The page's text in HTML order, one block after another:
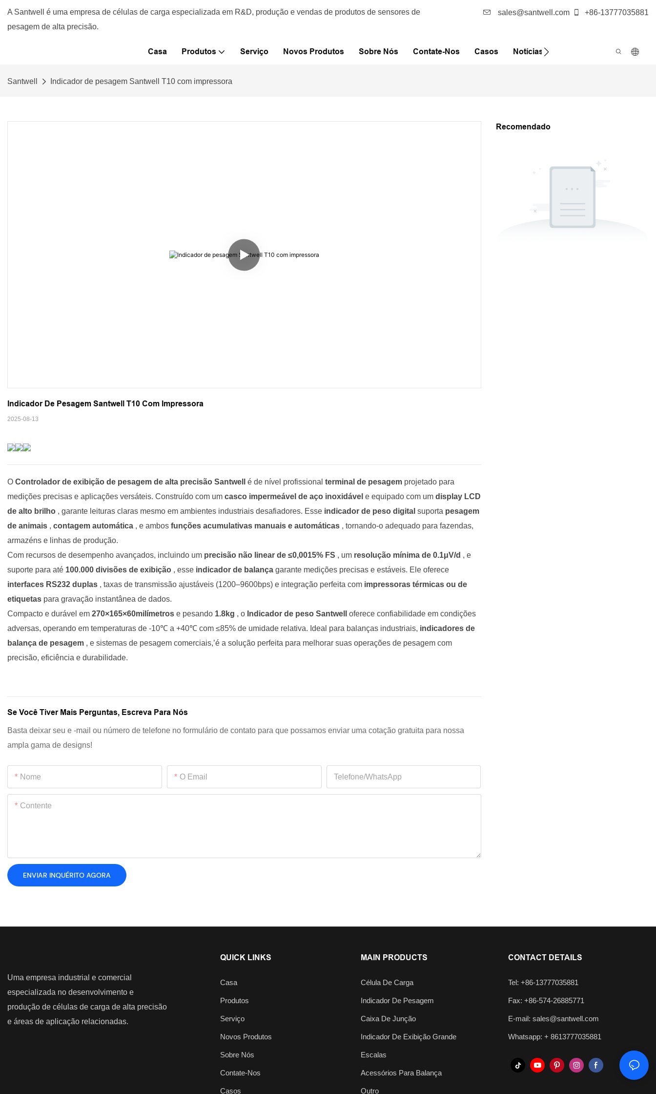
A Santwell é uma empresa de células de carga especializada em R&D, produção e vendas de produtos de sensores de
pesagem de alta precisão.
sales@santwell.com +86-13777035881
Casa Produtos Serviço Novos Produtos Sobre Nós Contate-Nos Casos Notícias
Santwell Indicador de pesagem Santwell T10 com impressora
Indicador De Pesagem Santwell T10 Com Impressora
2025-08-13
O Controlador de exibição de pesagem de alta precisão Santwell é de nível profissional terminal de pesagem projetado para
medições precisas e aplicações versáteis. Construído com um casco impermeável de aço inoxidável e equipado com um display LCD
de alto brilho , garante leituras claras mesmo em ambientes industriais desafiadores. Esse indicador de peso digital suporta pesagem
de animais , contagem automática , e ambos funções acumulativas manuais e automáticas , tornando-o adequado para fazendas,
armazéns e linhas de produção.
Com recursos de desempenho avançados, incluindo um precisão não linear de ≤0,0015% FS , um resolução mínima de 0.1μV/d , e
suporte para até 100.000 divisões de exibição , esse indicador de balança garante medições precisas e estáveis. Ele oferece
interfaces RS232 duplas , taxas de transmissão ajustáveis (1200–9600bps) e integração perfeita com impressoras térmicas ou de
etiquetas para gravação instantânea de dados.
Compacto e durável em 270×165×60milímetros e pesando 1.8kg , o Indicador de peso Santwell oferece confiabilidade em condições
adversas, operando em temperaturas de -10℃ a +40℃ com ≤85% de umidade relativa. Ideal para balanças industriais, indicadores de
balança de pesagem , e sistemas de pesagem comerciais,’é a solução perfeita para melhorar suas operações de pesagem com
precisão, eficiência e durabilidade.
Se Você Tiver Mais Perguntas, Escreva Para Nós
Basta deixar seu e -mail ou número de telefone no formulário de contato para que possamos enviar uma cotação gratuita para nossa
ampla gama de designs!
Nome O Email Telefone/WhatsApp
Contente
ENVIAR INQUÉRITO AGORA
Recomendado
Uma empresa industrial e comercial
especializada no desenvolvimento e
produção de células de carga de alta precisão
e áreas de aplicação relacionadas.
QUICK LINKS
Casa
Produtos
Serviço
Novos Produtos
Sobre Nós
Contate-Nos
Casos
MAIN PRODUCTS
Célula De Carga
Indicador De Pesagem
Caixa De Junção
Indicador De Exibição Grande
Escalas
Acessórios Para Balança
Outro
CONTACT DETAILS
Tel: +86-13777035881
Fax: +86-574-26885771
E-mail: sales@santwell.com
Whatsapp: + 8613777035881